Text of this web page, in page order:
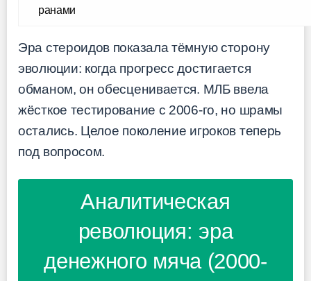
ранами
Эра стероидов показала тёмную сторону
эволюции: когда прогресс достигается
обманом, он обесценивается. МЛБ ввела
жёсткое тестирование с 2006-го, но шрамы
остались. Целое поколение игроков теперь
под вопросом.
Аналитическая
революция: эра
денежного мяча (2000-